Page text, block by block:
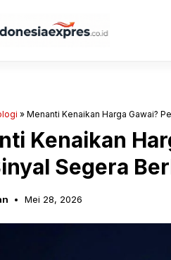
» Menanti Kenaikan Harga Gawai?
Kenaikan
Segera
Mei 28, 2026